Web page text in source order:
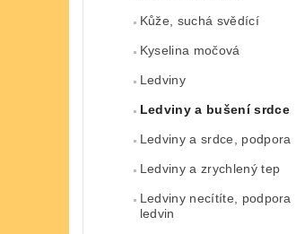
Kůže, suchá svědící
Kyselina močová
Ledviny
Ledviny a bušení srdce
Ledviny a srdce, podpora
Ledviny a zrychlený tep
Ledviny necítíte, podpora
ledvin